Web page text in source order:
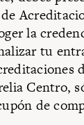
la
tu
Centro,
de